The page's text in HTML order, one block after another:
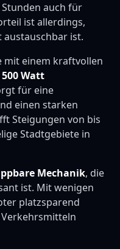
auch für
ist allerdings,
austauschbar ist.
mit einem kraftvollen
500 Watt
für eine
einen starken
Steigungen von bis
Stadtgebiete in
Mechanik, die
ist. Mit wenigen
platzsparend